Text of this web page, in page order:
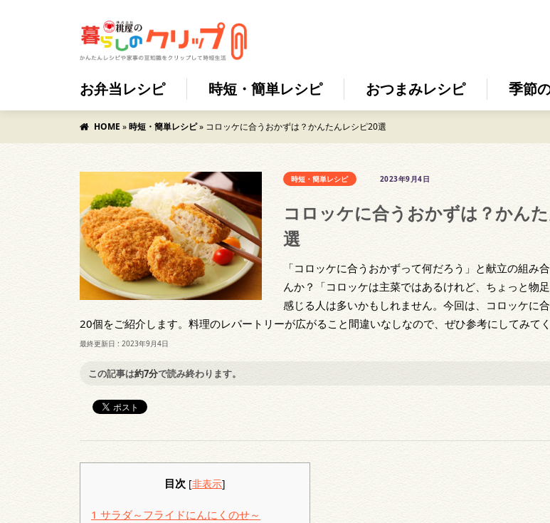
お弁当レシピ 時短・簡単レシピ おつまみレシピ 季節
HOME »時短・簡単レシピ» コロッケに合うおかずは？かんたんレシピ20選
時短・簡単レシピ 2023年9月4日
コロッケに合うおかずは？かん
選
「コロッケに合うおかずって何だろう」と献立の組み
んか？「コロッケは主菜ではあるけれど、ちょっと物
感じる人は多いかもしれません。今回は、コロッケに
20個をご紹介します。料理のレパートリーが広がること間違いなしなので、ぜひ参考にしてみてく
最終更新日 : 2023年9月4日
この記事は約7分で読み終わります。
目次 [非表示]
1 サラダ～フライドにんにくのせ～